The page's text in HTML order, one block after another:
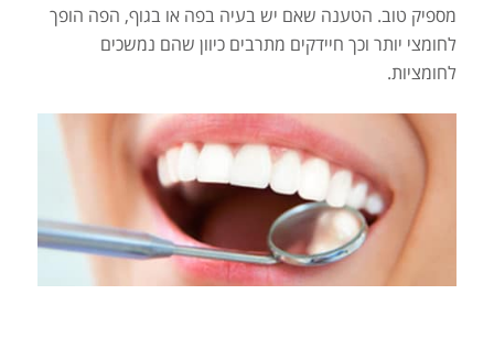
מספיק טוב. הטענה שאם יש בעיה בפה או בגוף, הפה הופך
לחומצי יותר וכך חיידקים מתרבים כיוון שהם נמשכים
לחומציות.